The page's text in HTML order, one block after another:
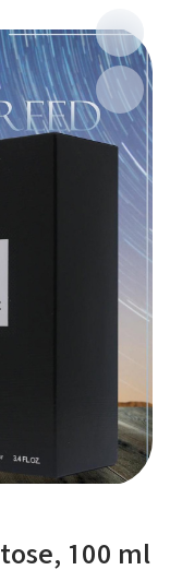
100 ml